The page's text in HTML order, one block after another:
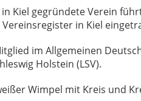
Kiel gegründete Verein
in Kiel
im Allgemeinen
Holstein (LSV).
Wimpel mit Kreis und